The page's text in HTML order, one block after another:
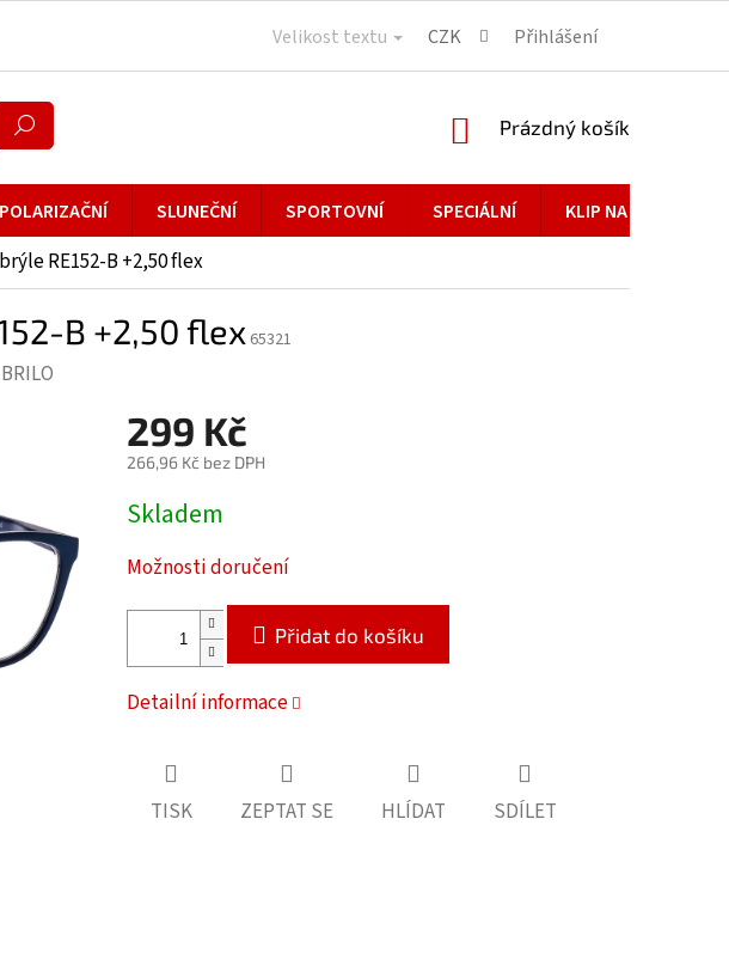
Velikost textu CZK Přihlášení
NÁKUPNÍ
Prázdný košík
POLARIZAČNÍ SLUNEČNÍ SPORTOVNÍ SPECIÁLNÍ KLIP NA BRÝLE
RE152-B +2,50 flex
B +2,50 flex 65321
BRILO
299 Kč
266,96 Kč bez DPH
Měrná
cena:
Skladem
Možnosti doručení
Přidat do košíku
Detailní informace
TISK ZEPTAT SE HLÍDAT SDÍLET